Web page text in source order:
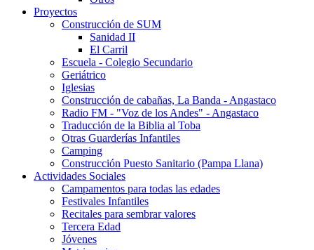
Proyectos
Construcción de SUM
Sanidad II
El Carril
Escuela - Colegio Secundario
Geriátrico
Iglesias
Construcción de cabañas, La Banda - Angastaco
Radio FM - "Voz de los Andes" - Angastaco
Traducción de la Biblia al Toba
Otras Guarderías Infantiles
Camping
Construcción Puesto Sanitario (Pampa Llana)
Actividades Sociales
Campamentos para todas las edades
Festivales Infantiles
Recitales para sembrar valores
Tercera Edad
Jóvenes